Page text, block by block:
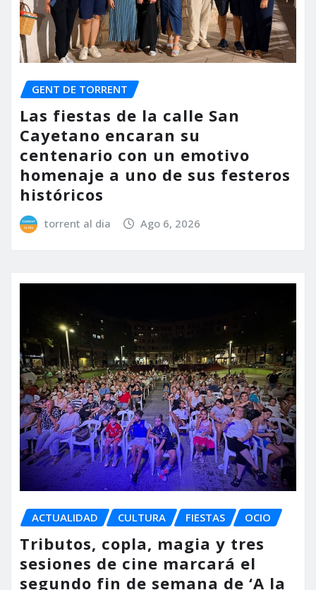
GENT DE TORRENT
Las fiestas de la calle San
Cayetano encaran su
centenario con un emotivo
homenaje a uno de sus festeros
históricos
torrent al dia Ago 6, 2026
ACTUALIDAD CULTURA FIESTAS OCIO
Tributos, copla, magia y tres
sesiones de cine marcará el
segundo fin de semana de ‘A la